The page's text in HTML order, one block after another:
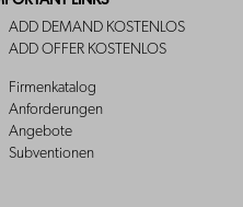
ADD DEMAND KOSTENLOS
ADD OFFER KOSTENLOS
Firmenkatalog
Anforderungen
Angebote
Subventionen